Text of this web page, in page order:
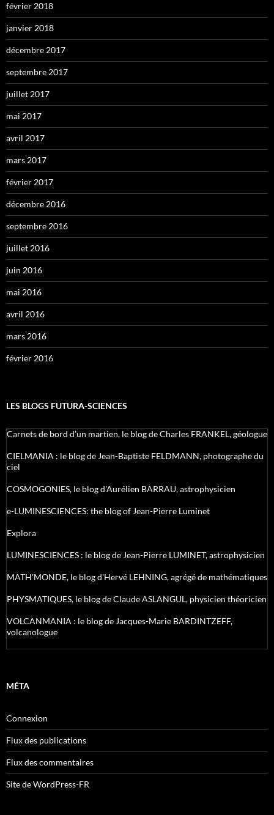
février 2018
janvier 2018
décembre 2017
septembre 2017
juillet 2017
mai 2017
avril 2017
mars 2017
février 2017
décembre 2016
septembre 2016
juillet 2016
juin 2016
mai 2016
avril 2016
mars 2016
février 2016
LES BLOGS FUTURA-SCIENCES
Carnets de bord d’un martien, le blog de Charles FRANKEL, géologue
CIELMANIA : le blog de Jean-Baptiste FELDMANN, photographe du
ciel
COSMOGONIES, le blog d'Aurélien BARRAU, astrophysicien
e-LUMINESCIENCES: the blog of Jean-Pierre Luminet
Explora
LUMINESCIENCES : le blog de Jean-Pierre LUMINET, astrophysicien
MATH'MONDE, le blog d'Hervé LEHNING, agrégé de mathématiques
PHYSMATIQUES, le blog de Claude ASLANGUL, physicien théoricien
VOLCANMANIA : le blog de Jacques-Marie BARDINTZEFF,
volcanologue
MÉTA
Connexion
Flux des publications
Flux des commentaires
Site de WordPress-FR